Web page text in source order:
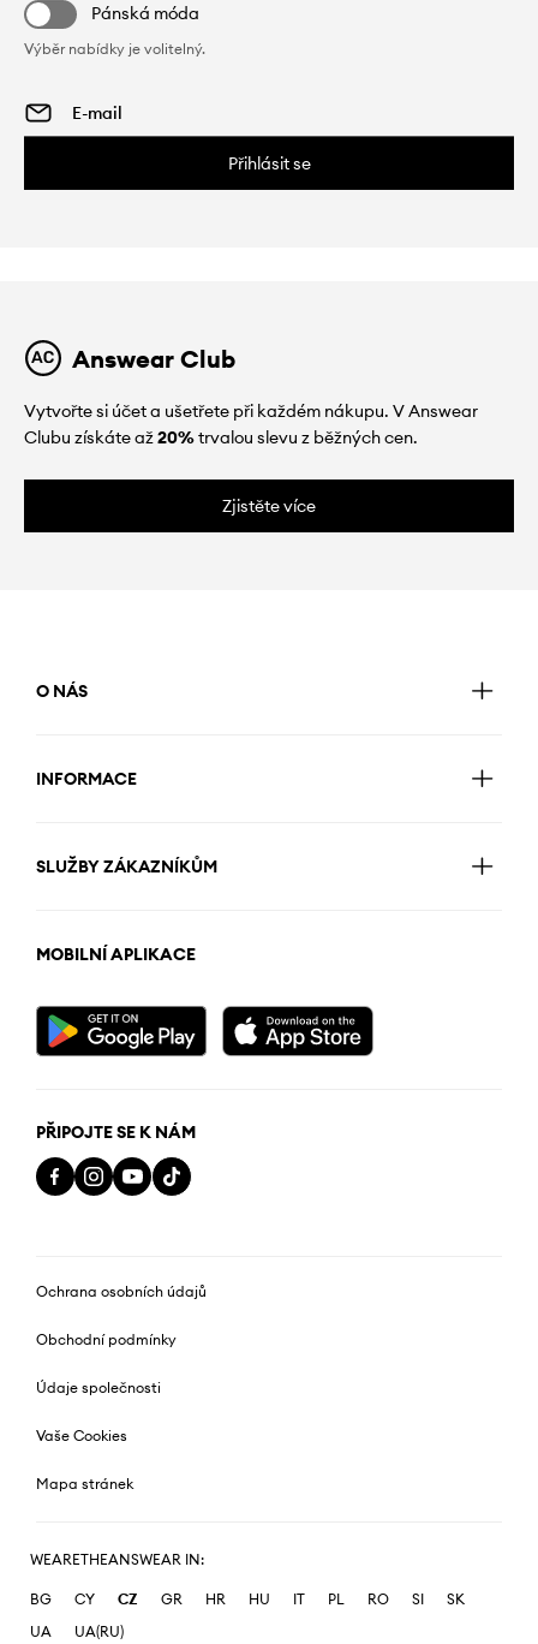
Pánská móda
Výběr nabídky je volitelný.
Přihlásit se
Answear Club
Vytvořte si účet a ušetřete při každém nákupu. V Answear
Clubu získáte až20%trvalou slevu z běžných cen.
Zjistěte více
O NÁS
INFORMACE
SLUŽBY ZÁKAZNÍKŮM
MOBILNÍ APLIKACE
PŘIPOJTE SE K NÁM
Ochrana osobních údajů
Obchodní podmínky
Údaje společnosti
Vaše Cookies
Mapa stránek
WEARETHEANSWEAR IN:
BG CY CZ GR HR HU IT PL RO SI
SK
UA
UA(RU)